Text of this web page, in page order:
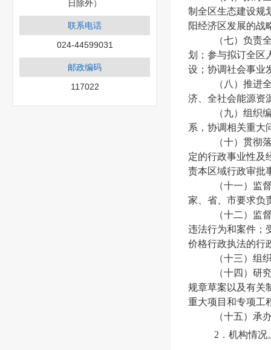
日除外）
联系电话
024-44599031
邮政编码
117022
制全区生态建设规
阳经济区发展的战
（七）负责
划；参与拟订全区
设；协调社会事
（八）推进
济、全社会能源资
（九）组织
系，协调相关重大
（十）贯彻
定的行政事业性及
责本区域行政审批
（十一）监
家、省、市要求负
（十二）监
违法行为和案件；
价格行政执法的行
（十三）组
（十四）研
规章草案以及有关
重大项目和专项工
（十五）承
2．机构情况